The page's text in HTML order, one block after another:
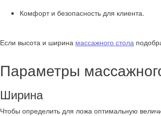
Комфорт и безопасность для клиента.
Если высота и ширина массажного стола
Параметры
Ширина
Чтобы определить для ложа оптимальную